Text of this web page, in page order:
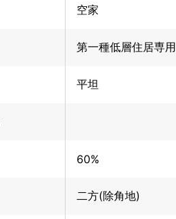
空家
第一種低層住居専用
平坦
60%
二方(除角地)